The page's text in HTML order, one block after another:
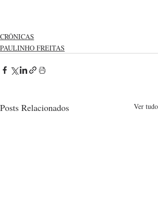
CRÔNICAS
PAULINHO FREITAS
Posts Relacionados Ver tudo